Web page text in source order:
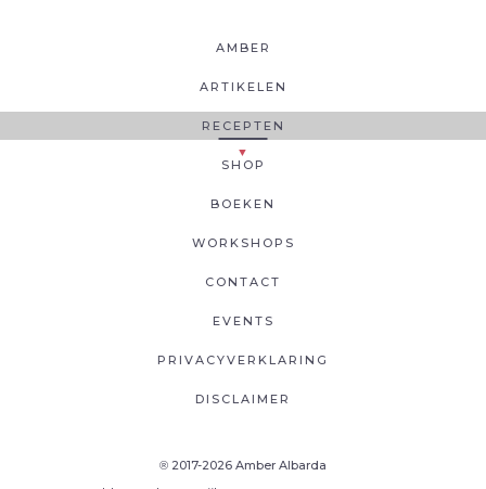
AMBER
ARTIKELEN
RECEPTEN
SHOP
BOEKEN
WORKSHOPS
CONTACT
EVENTS
PRIVACYVERKLARING
DISCLAIMER
® 2017-2026 Amber Albarda